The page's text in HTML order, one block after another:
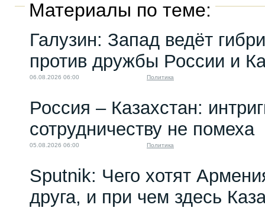
Материалы по теме:
Галузин: Запад ведёт
против дружбы России и
06.08.2026 06:00 Политика
Россия – Казахстан:
сотрудничеству не помеха
05.08.2026 06:00 Политика
Sputnik: Чего хотят
друга, и при чем здесь